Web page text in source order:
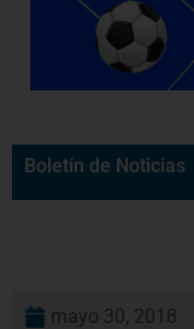
Boletín de Noticias
mayo 30, 2018